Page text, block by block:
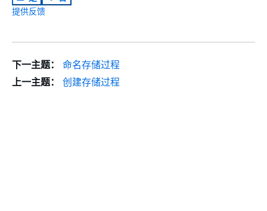
提供反馈
下一主题：
命名存储过程
上一主题：
创建存储过程